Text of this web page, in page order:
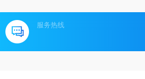
服务热线